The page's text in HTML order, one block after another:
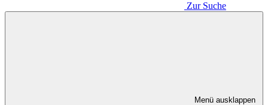
Zur Suche
Menü ausklappen